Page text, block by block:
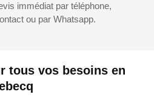
tous vos besoins en
immédiat par téléphone,
ou par Whatsapp.